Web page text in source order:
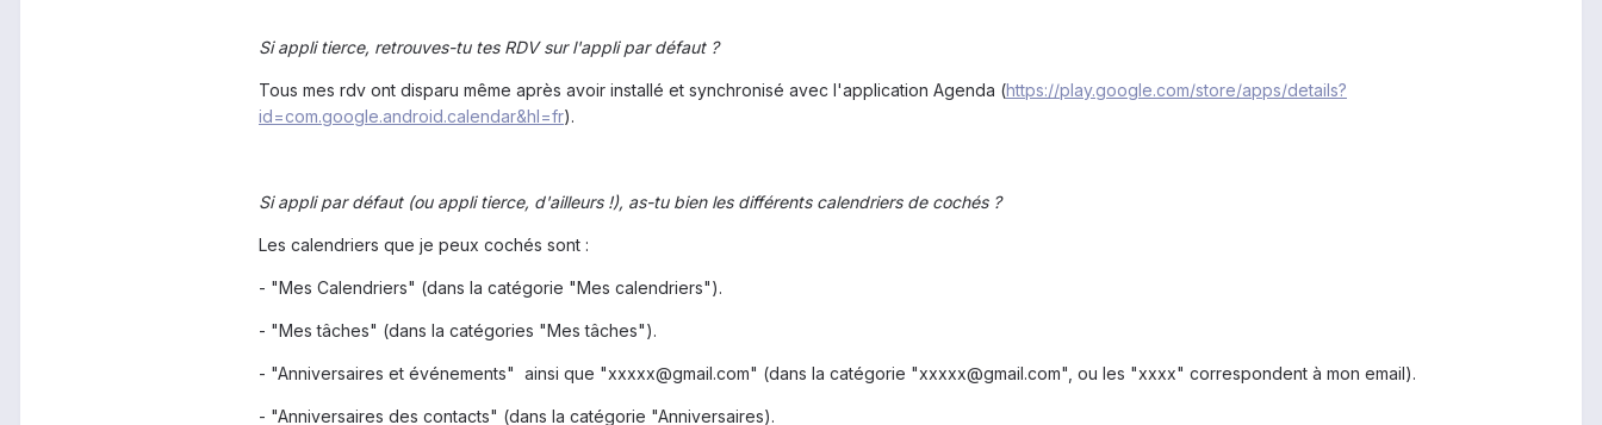
Si appli tierce, retrouves-tu tes RDV sur l'appli par défaut ?
Tous mes rdv ont disparu même après avoir installé et synchronisé avec l'application Agenda (https://play.google.com/store/apps/details?
id=com.google.android.calendar&hl=fr).
Si appli par défaut (ou appli tierce, d'ailleurs !), as-tu bien les différents calendriers de cochés ?
Les calendriers que je peux cochés sont :
- "Mes Calendriers" (dans la catégorie "Mes calendriers").
- "Mes tâches" (dans la catégories "Mes tâches").
- "Anniversaires et événements" ainsi que "xxxxx@gmail.com" (dans la catégorie "xxxxx@gmail.com", ou les "xxxx" correspondent à mon email).
- "Anniversaires des contacts" (dans la catégorie "Anniversaires).